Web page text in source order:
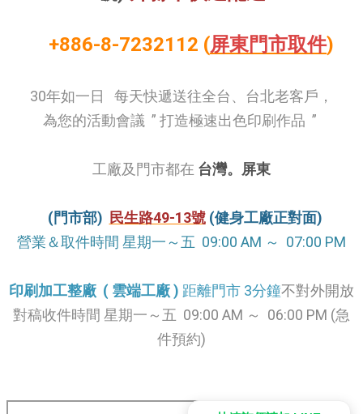
+886-8-7232112 (屏東門市取件)
30年如一日 每天快遞送往全台、台北老客戶，
為您的活動會議 ” 打造極速出色印刷作品 ”
工廠及門市都在 台灣。屏東
(門市部) ​ 民生路49-13號(健身工廠正對面)
營業＆取件時間 星期一～五 09:00 AM ～ 07:00 PM
印刷加工整廠 ( 雲端工廠 ) 距離門市 3分鐘不對外開放
對稿收件時間 星期一～五 09:00 AM ～ 06:00 PM (急
件預約)